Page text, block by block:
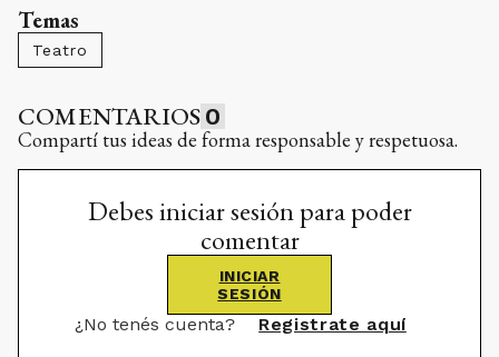
Temas
Teatro
COMENTARIOS 0
Compartí tus ideas de forma responsable y respetuosa.
Debes iniciar sesión para poder
comentar
INICIAR
SESIÓN
¿No tenés cuenta? Registrate aquí